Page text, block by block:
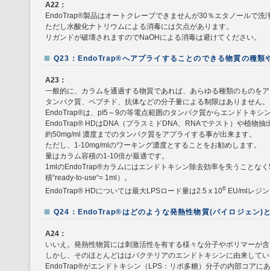
A22：
EndoTrap®製品はオートクレーブできませんが30％エタノールで洗
ただし水酸化ナトリウムによる消毒には欠点があります。
リガンドが破壊されますのでNaOHによる消毒は避けてください。
Q23：EndoTrap®へアプライすることのできる物質の種類
A23：
一般的に、カラムを通過する物質であれば、あらゆる種類のものを
タンパク質、ペプチド、抗体などの分子量による制限はありません。
EndoTrap®は、pI5～9の等電点範囲のタンパク質からエンドトキシ
EndoTrap® HDはDNA（プラスミドDNA、RNAでテスト）や植物抽
約50mg/ml 濃度までのタンパク質をアプライする事が出来ます。
ただし、1-10mg/mlのワーキング濃度とすることをお勧めします。
量はカラム容積の1-10倍が最適です。
1mlのEndoTrap®カラムにはエンドトキシン除去効率を失うことな
積“ready-to-use“= 1ml）。
EndoTrap® HDについては最大LPSロード量は2.5 x 106 EU/mlレジ
Q24：EndoTrap®はどのような発熱性物質(パイロジェン)
A24：
いいえ。発熱性物質には刺激活性を有する様々な分子やポリマーが
しかし、そのほとんどははバクテリアのエンドトキシンに由来して
EndoTrap®がエンドトキシン（LPS：リポ多糖）分子の内部コアに